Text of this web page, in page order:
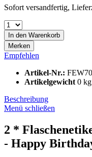
Sofort versandfertig,
In den Warenkorb
Merken
Empfehlen
Artikel-Nr.:
Artikelgewicht 0 kg
Beschreibung
Menü schließen
2 *
- Happy